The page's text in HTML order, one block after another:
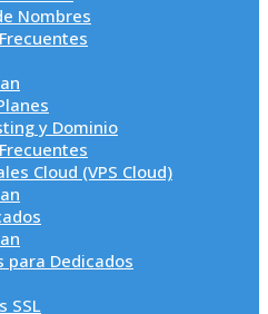
Nombres
y Dominio
Cloud (VPS Cloud)
para Dedicados
SSL